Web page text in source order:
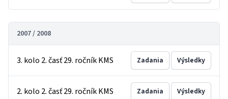
2007 / 2008
3. kolo 2. časť 29. ročník KMS Zadania Výsledky
2. kolo 2. časť 29. ročník KMS Zadania Výsledky